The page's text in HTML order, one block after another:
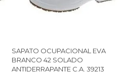
SAPATO OCUPACIONAL EVA
BRANCO 42 SOLADO
ANTIDERRAPANTE C.A. 39213